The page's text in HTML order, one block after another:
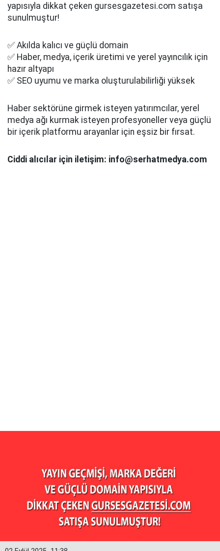
yapısıyla dikkat çeken gursesgazetesi.com satışa
sunulmuştur!
✅ Akılda kalıcı ve güçlü domain
✅ Haber, medya, içerik üretimi ve yerel yayıncılık için
hazır altyapı
✅ SEO uyumu ve marka oluşturulabilirliği yüksek
Haber sektörüne girmek isteyen yatırımcılar, yerel
medya ağı kurmak isteyen profesyoneller veya güçlü
bir içerik platformu arayanlar için eşsiz bir fırsat.
Ciddi alıcılar için iletişim: info@serhatmedya.com